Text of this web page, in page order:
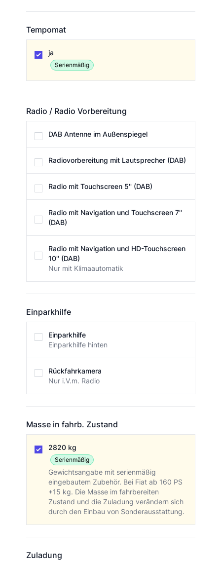
Tempomat
ja
Serienmäßig
Radio / Radio Vorbereitung
DAB Antenne im Außenspiegel
Radiovorbereitung mit Lautsprecher (DAB)
Radio mit Touchscreen 5'' (DAB)
Radio mit Navigation und Touchscreen 7''
(DAB)
Radio mit Navigation und HD-Touchscreen
10'' (DAB)
Nur mit Klimaautomatik
Einparkhilfe
Einparkhilfe
Einparkhilfe hinten
Rückfahrkamera
Nur i.V.m. Radio
Masse in fahrb. Zustand
2820 kg
Serienmäßig
Gewichtsangabe mit serienmäßig
eingebautem Zubehör. Bei Fiat ab 160 PS
+15 kg. Die Masse im fahrbereiten
Zustand und die Zuladung verändern sich
durch den Einbau von Sonderausstattung.
Zuladung